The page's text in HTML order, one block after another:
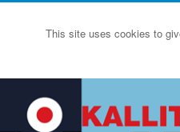
This site uses cookies to